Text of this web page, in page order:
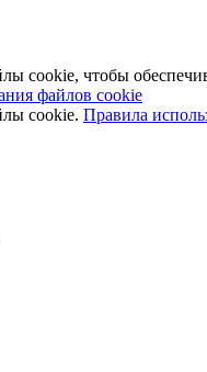
cookie, чтобы
файлов cookie
cookie. Правила